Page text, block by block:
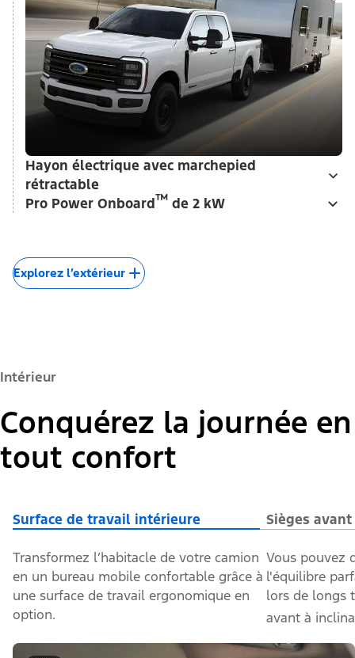
Hayon électrique avec marchepied
rétractable
Pro Power Onboard™ de 2 kW
Explorez l’extérieur
Intérieur
Conquérez la journée en
tout confort
Surface de travail intérieure Sièges
Transformez l’habitacle de votre camion
en un bureau mobile confortable grâce à
une surface de travail ergonomique en
option.
Vous pouvez
l'équilibre
lors de longs
avant à